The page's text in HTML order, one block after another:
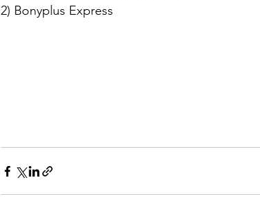
2) Bonyplus Express